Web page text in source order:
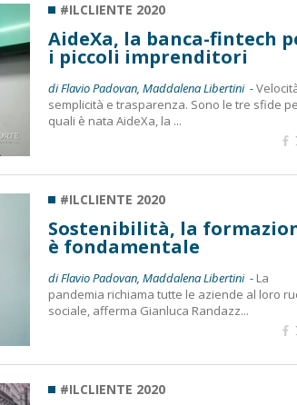
#ILCLIENTE 2020
AideXa, la banca-fintech
i piccoli imprenditori
di Flavio Padovan, Maddalena Libertini -
semplicità e trasparenza. Sono le tre sfide
quali è nata AideXa, la ...
#ILCLIENTE 2020
Sostenibilità, la
è fondamentale
di Flavio Padovan, Maddalena Libertini - La
pandemia richiama tutte le aziende al loro
sociale, afferma Gianluca Randazz...
#ILCLIENTE 2020